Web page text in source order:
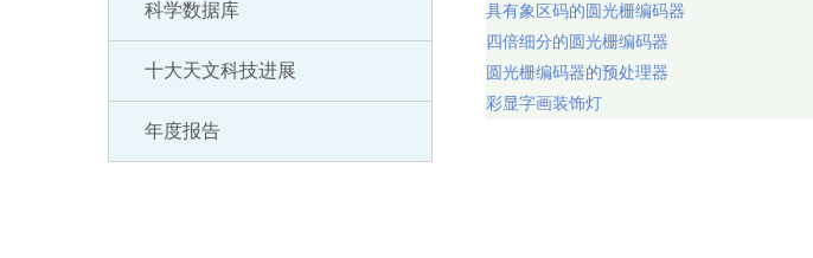
科学数据库
十大天文科技进展
年度报告
具有象区码的圆光栅编码器
四倍细分的圆光栅编码器
圆光栅编码器的预处理器
彩显字画装饰灯